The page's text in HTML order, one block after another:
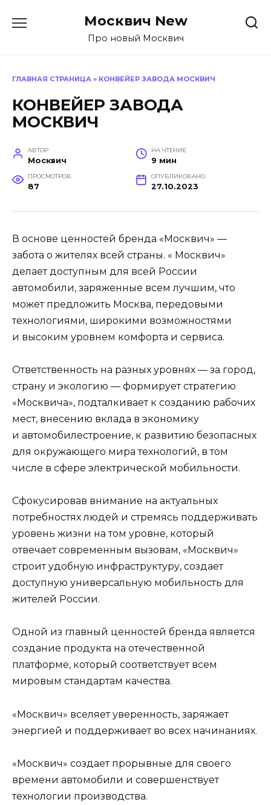
Москвич New
Про новый Москвич
ГЛАВНАЯ СТРАНИЦА » КОНВЕЙЕР ЗАВОДА МОСКВИЧ
КОНВЕЙЕР ЗАВОДА
МОСКВИЧ
АВТОР
Москвич
НА ЧТЕНИЕ
9 мин
ПРОСМОТРОВ
87
ОПУБЛИКОВАНО
27.10.2023
В основе ценностей бренда «Москвич» —
забота о жителях всей страны. « Москвич»
делает доступным для всей России
автомобили, заряженные всем лучшим, что
может предложить Москва, передовыми
технологиями, широкими возможностями
и высоким уровнем комфорта и сервиса.
Ответственность на разных уровнях — за город,
страну и экологию — формирует стратегию
«Москвича», подталкивает к созданию рабочих
мест, внесению вклада в экономику
и автомобилестроение, к развитию безопасных
для окружающего мира технологий, в том
числе в сфере электрической мобильности.
Сфокусировав внимание на актуальных
потребностях людей и стремясь поддерживать
уровень жизни на том уровне, который
отвечает современным вызовам, «Москвич»
строит удобную инфраструктуру, создает
доступную универсальную мобильность для
жителей России.
Одной из главный ценностей бренда является
создание продукта на отечественной
платформе, который соответствует всем
мировым стандартам качества.
«Москвич» вселяет уверенность, заряжает
энергией и поддерживает во всех начинаниях.
«Москвич» создает прорывные для своего
времени автомобили и совершенствует
технологии производства.